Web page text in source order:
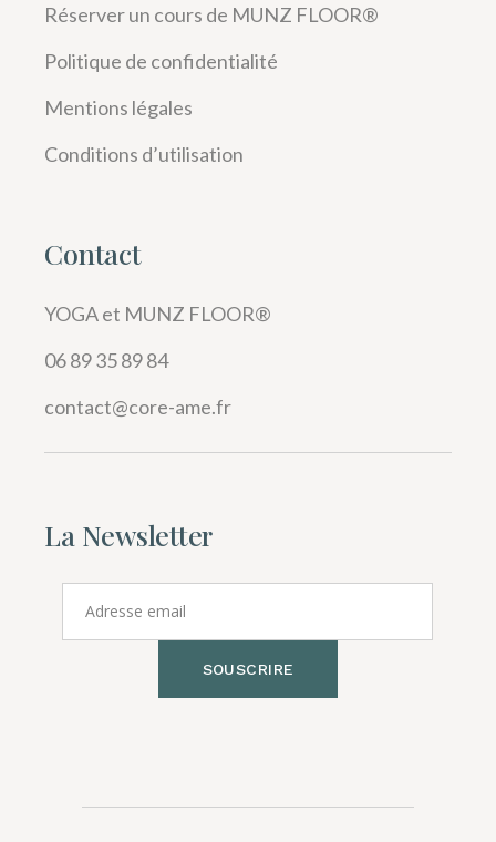
Réserver un cours de MUNZ FLOOR®
Politique de confidentialité
Mentions légales
Conditions d’utilisation
Contact
YOGA et MUNZ FLOOR®
06 89 35 89 84
contact@core-ame.fr
La Newsletter
SOUSCRIRE